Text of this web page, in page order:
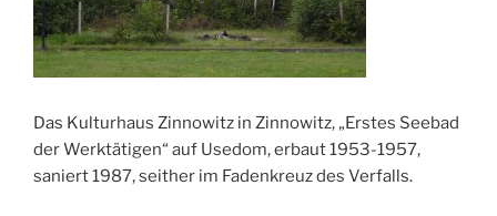
Das Kulturhaus Zinnowitz in Zinnowitz, „Erstes Seebad
der Werktätigen“ auf Usedom, erbaut 1953-1957,
saniert 1987, seither im Fadenkreuz des Verfalls.